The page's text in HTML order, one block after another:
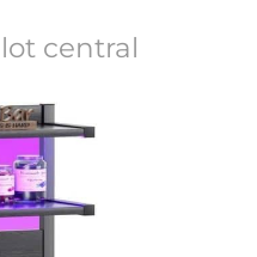
central